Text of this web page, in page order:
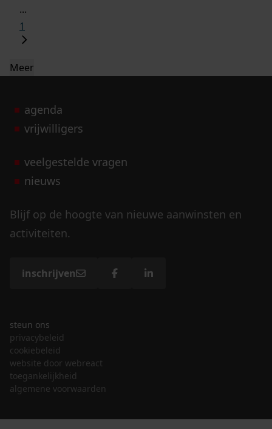
...
1
Meer
agenda
vrijwilligers
veelgestelde vragen
nieuws
Blijf op de hoogte van nieuwe aanwinsten en
activiteiten.
inschrijven
steun ons
privacybeleid
cookiebeleid
website door webreact
toegankelijkheid
algemene voorwaarden